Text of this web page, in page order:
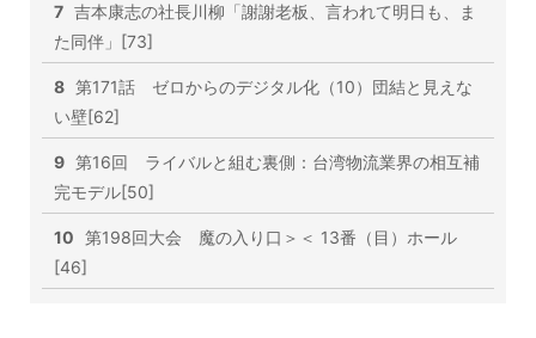
7 吉本康志の社長川柳「謝謝老板、言われて明日も、ま
た同伴」[73]
8 第171話 ゼロからのデジタル化（10）団結と見えな
い壁[62]
9 第16回 ライバルと組む裏側：台湾物流業界の相互補
完モデル[50]
10 第198回大会 魔の入り口＞＜ 13番（目）ホール
[46]